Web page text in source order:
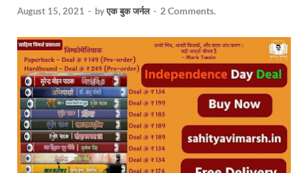
August 15, 2021 - byएक बुक जर्नल - 2 Comments.